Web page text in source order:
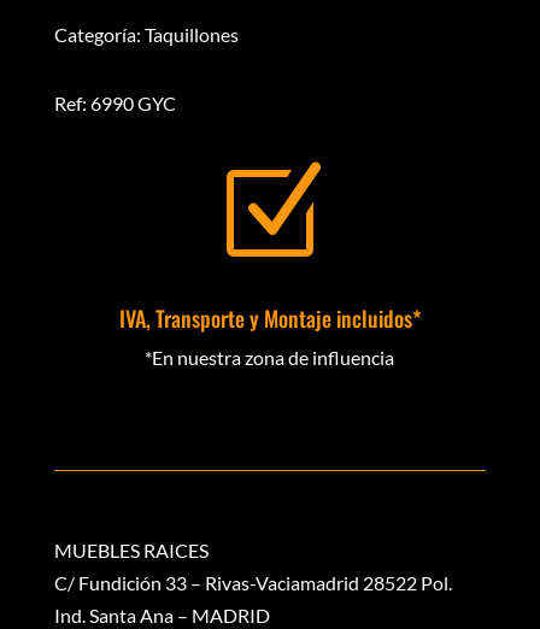
Categoría: Taquillones
Ref: 6990 GYC
Z
IVA, Transporte y Montaje incluidos*
*En nuestra zona de influencia
MUEBLES RAICES
C/ Fundición 33 – Rivas-Vaciamadrid 28522 Pol.
Ind. Santa Ana – MADRID